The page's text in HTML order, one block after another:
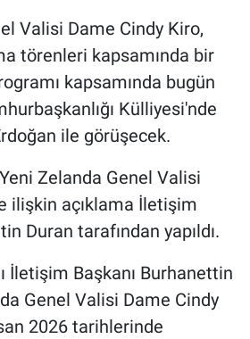
Valisi Dame Cindy Kiro,
törenleri kapsamında bir
kapsamında bugün
Külliyesi'nde
ile görüşecek.
Zelanda Genel Valisi
ilişkin açıklama İletişim
Duran tarafından yapıldı.
İletişim Başkanı Burhanettin
Genel Valisi Dame Cindy
2026 tarihlerinde